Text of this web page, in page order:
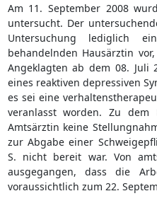
Am 11. September 2008
untersucht. Der
Untersuchung lediglich
behandelnden Hausärztin
Angeklagten ab dem 08. Juli
eines reaktiven depressiven
es sei eine
veranlasst worden. Zu dem
Amtsärztin keine
zur Abgabe einer
S. nicht bereit war. Von
ausgegangen, dass die
voraussichtlich zum 22.